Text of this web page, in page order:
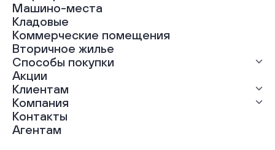
Все проекты
ЖК «Абрикос»
ЖК «Гравитация»
ЖК «Грин Гарден»
ЖК «Динамика»
ЖК «Мохито»
ЖК «Современник»
ЖК «Янтарная долина»
Машино-места
Кладовые
Коммерческие помещения
Вторичное жилье
Способы покупки
Выгодная ипотека
Рассрочка
Материнский капитал
Трейд-ин
100% оплата
Акции
Клиентам
Ход строительства
Документы
Выдача ключей
Компания
О нас
Карьера
Контакты
Агентам